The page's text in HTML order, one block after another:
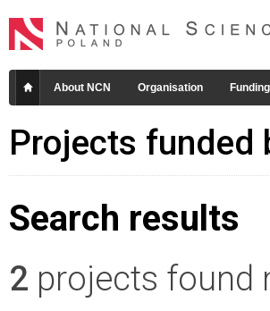
About NCN Organisation Funding
Projects funded
Search results
2 projects found